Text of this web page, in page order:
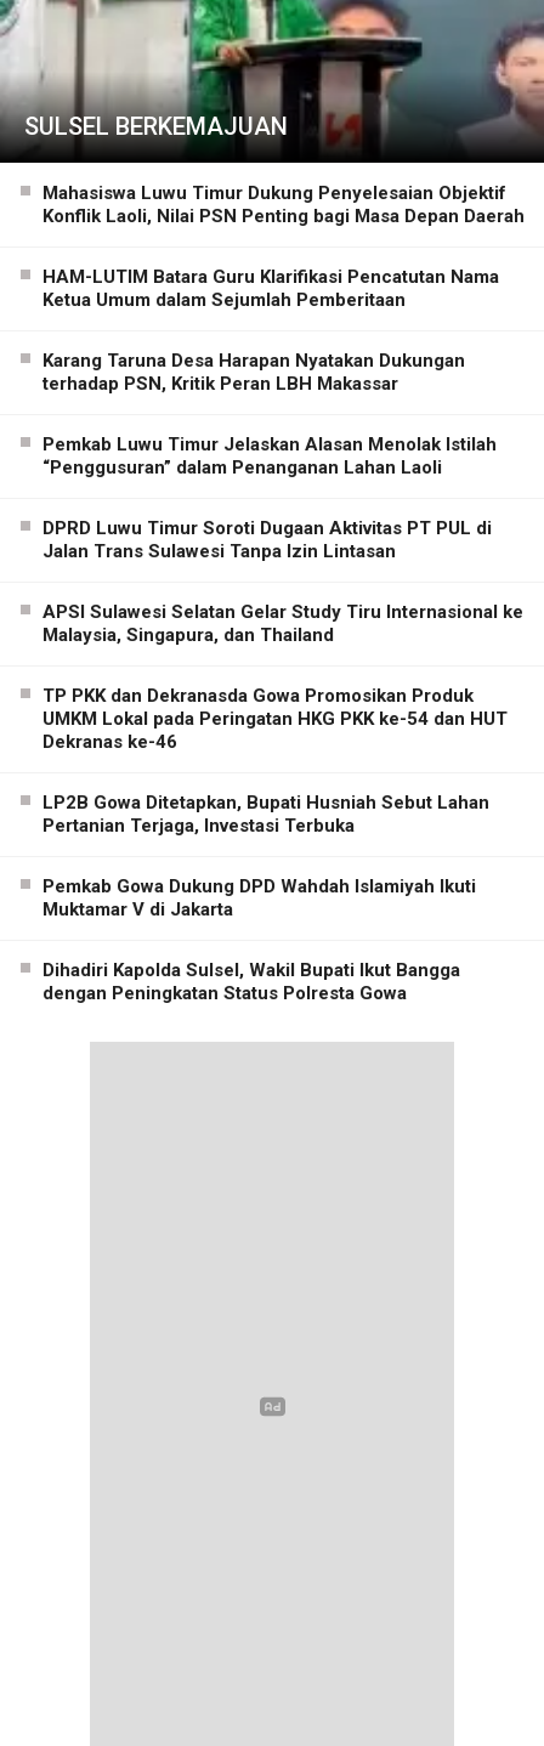
SULSEL BERKEMAJUAN
Mahasiswa Luwu Timur Dukung Penyelesaian Objektif
Konflik Laoli, Nilai PSN Penting bagi Masa Depan Daerah
HAM-LUTIM Batara Guru Klarifikasi Pencatutan Nama
Ketua Umum dalam Sejumlah Pemberitaan
Karang Taruna Desa Harapan Nyatakan Dukungan
terhadap PSN, Kritik Peran LBH Makassar
Pemkab Luwu Timur Jelaskan Alasan Menolak Istilah
“Penggusuran” dalam Penanganan Lahan Laoli
DPRD Luwu Timur Soroti Dugaan Aktivitas PT PUL di
Jalan Trans Sulawesi Tanpa Izin Lintasan
APSI Sulawesi Selatan Gelar Study Tiru Internasional ke
Malaysia, Singapura, dan Thailand
TP PKK dan Dekranasda Gowa Promosikan Produk
UMKM Lokal pada Peringatan HKG PKK ke-54 dan HUT
Dekranas ke-46
LP2B Gowa Ditetapkan, Bupati Husniah Sebut Lahan
Pertanian Terjaga, Investasi Terbuka
Pemkab Gowa Dukung DPD Wahdah Islamiyah Ikuti
Muktamar V di Jakarta
Dihadiri Kapolda Sulsel, Wakil Bupati Ikut Bangga
dengan Peningkatan Status Polresta Gowa